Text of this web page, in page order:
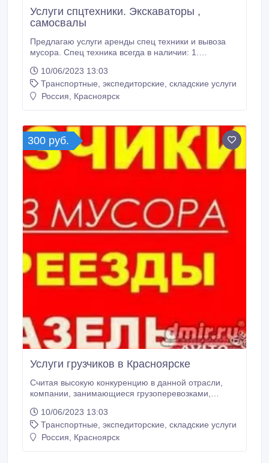
Услуги спцтехники. Экскаваторы ,
самосвалы
Предлагаю услуги аренды спец техники и вывоза
мусора. Спец техника всегда в наличии: 1.
гусенечные) 3. Автокраны, Манипуляторы всех
размеров. 4. Прочая техника.... Профессионально
занимаюсь вывозом мусора . В наличии:
10/06/2023 13:03
Транспортные, экспедиторские, складские услуги
Россия, Красноярск
300 руб.
Услуги грузчиков в Красноярске
Считая высокую конкуренцию в данной отрасли,
компании, занимающиеся грузоперевозками,
сервиса. На грузчиках лежит полная
ответственность за целостность и сохранность
вещей, с которыми им приходится работать,
10/06/2023 13:03
Транспортные, экспедиторские, складские услуги
Россия, Красноярск